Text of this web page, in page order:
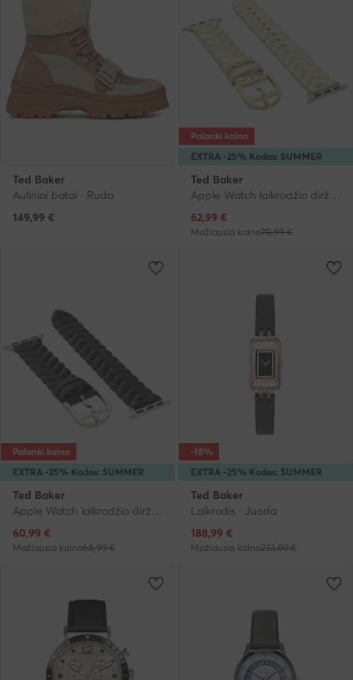
Ted Baker
Auliniai batai · Ruda
149,99 €
EXTRA -25% Kodas: SUMMER
Palanki kaina
Ted Baker
Apple Watch laikrodžio dirželis · Auksinė
Dabartinė kaina
62,99 €
Mažiausia kaina70,99 €
EXTRA -25% Kodas: SUMMER
Palanki kaina
Ted Baker
Apple Watch laikrodžio dirželis · Juoda
Dabartinė kaina
60,99 €
Mažiausia kaina68,99 €
EXTRA -25% Kodas: SUMMER
-18%
Ted Baker
Laikrodis · Juoda
Dabartinė kaina
188,99 €
Mažiausia kaina233,00 €